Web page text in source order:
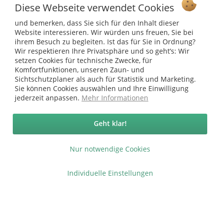
146,49 € 164,00 €
Grundpreis: 180,85 €/ m²
mehrere Größen
Vertrag widerrufen
Ab 75 € versandkostenfrei *
Service Hotline
Informationen
Diese Webseite verwendet Cookies
und bemerken, dass Sie sich für den Inhalt dieser
Website interessieren. Wir würden uns freuen, Sie bei
ihrem Besuch zu begleiten. Ist das für Sie in Ordnung?
Wir respektieren Ihre Privatsphäre und so geht’s: Wir
setzen Cookies für technische Zwecke, für
Komfortfunktionen, unseren Zaun- und
Sichtschutzplaner als auch für Statistik und Marketing.
Sie können Cookies auswählen und Ihre Einwilligung
jederzeit anpassen. Mehr Informationen
Nur notwendige Cookies
Geht klar!
Individuelle Einstellungen